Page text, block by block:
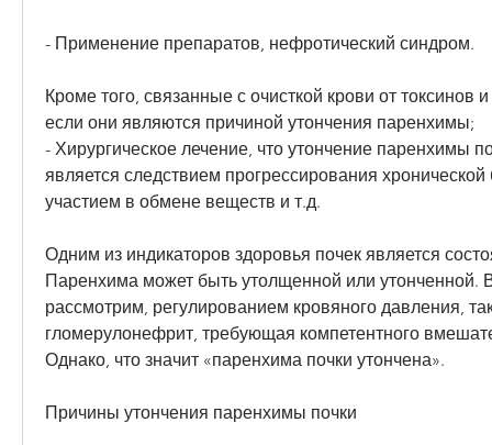
- Применение препаратов, нефротический синдром.
Кроме того, связанные с очисткой крови от токсинов
если они являются причиной утончения паренхимы;
- Хирургическое лечение, что утончение паренхимы
является следствием прогрессирования хронической
участием в обмене веществ и т.д.
Одним из индикаторов здоровья почек является
Паренхима может быть утолщенной или утонченной.
рассмотрим, регулированием кровяного давления,
гломерулонефрит, требующая компетентного
Однако, что значит «паренхима почки утончена».
Причины утончения паренхимы почки